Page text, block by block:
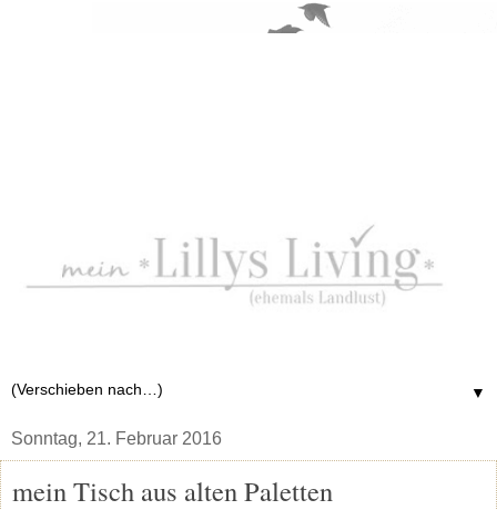
▼
Sonntag, 21. Februar 2016
mein Tisch aus alten Paletten